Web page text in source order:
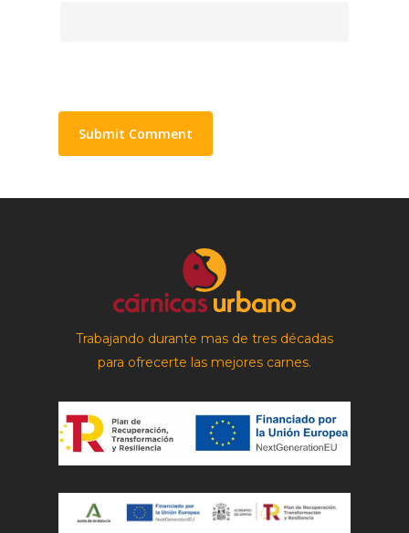
Trabajando durante mas de tres décadas
para ofrecerte las mejores carnes.